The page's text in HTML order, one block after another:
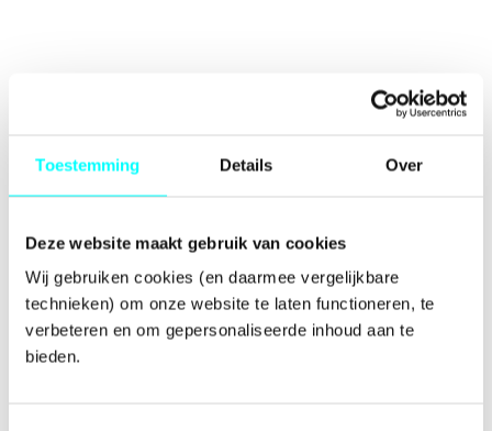
Toestemming Details Over
Deze website maakt gebruik van cookies
Wij gebruiken cookies (en daarmee vergelijkbare
technieken) om onze website te laten functioneren, te
verbeteren en om gepersonaliseerde inhoud aan te
bieden.